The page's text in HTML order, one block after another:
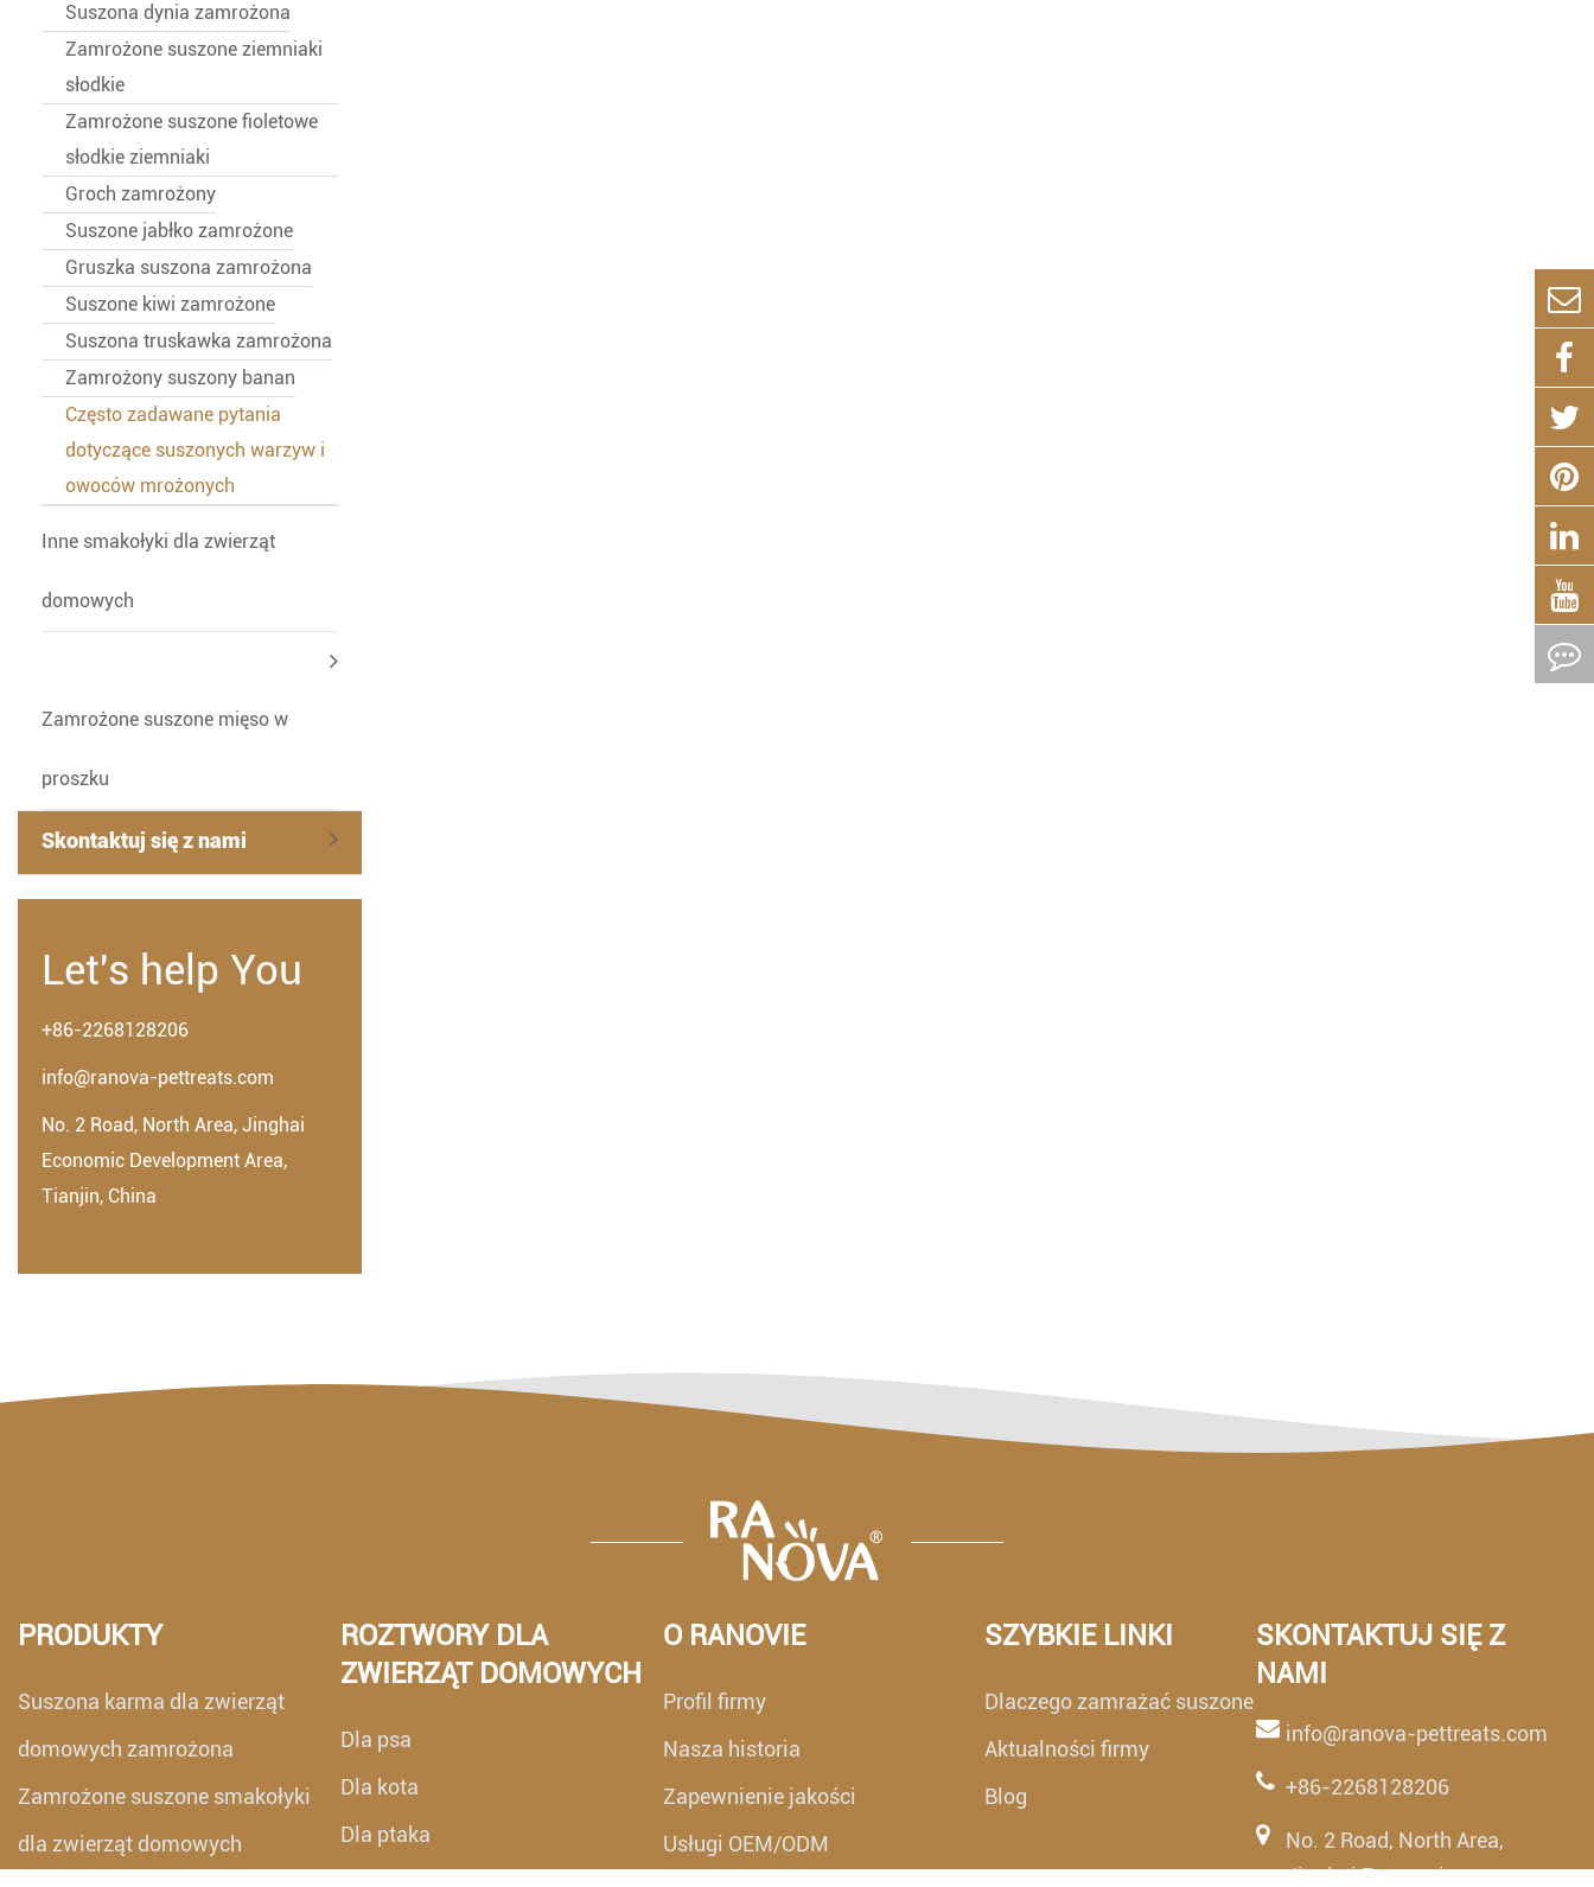
Suszona dynia zamrożona
Zamrożone suszone ziemniaki
słodkie
Zamrożone suszone fioletowe
słodkie ziemniaki
Groch zamrożony
Suszone jabłko zamrożone
Gruszka suszona zamrożona
Suszone kiwi zamrożone
Suszona truskawka zamrożona
Zamrożony suszony banan
Często zadawane pytania
dotyczące suszonych warzyw i
owoców mrożonych
Inne smakołyki dla zwierząt
domowych
Zamrożone suszone mięso w
proszku
Skontaktuj się z nami
Let's help You
+86-2268128206
info@ranova-pettreats.com
No. 2 Road, North Area, Jinghai
Economic Development Area,
Tianjin, China
PRODUKTY
Suszona karma dla zwierząt
domowych zamrożona
Zamrożone suszone smakołyki
dla zwierząt domowych
ROZTWORY DLA
ZWIERZĄT DOMOWYCH
Dla psa
Dla kota
Dla ptaka
O RANOVIE
Profil firmy
Nasza historia
Zapewnienie jakości
Usługi OEM/ODM
SZYBKIE LINKI
Dlaczego zamrażać suszone
Aktualności firmy
Blog
SKONTAKTUJ SIĘ Z
NAMI
info@ranova-pettreats.com
+86-2268128206
No. 2 Road, North Area,
Jinghai Economic